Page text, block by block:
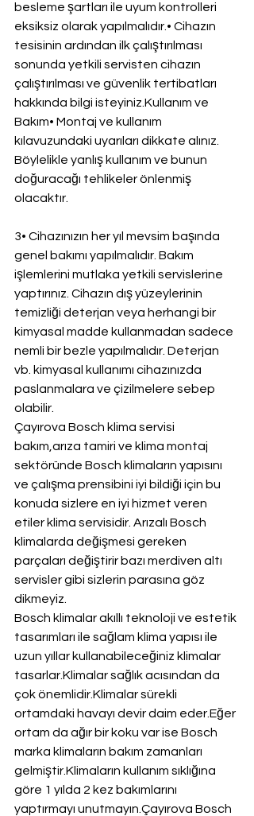
besleme şartları ile uyum kontrolleri
eksiksiz olarak yapılmalıdır.• Cihazın
tesisinin ardından ilk çalıştırılması
sonunda yetkili servisten cihazın
çalıştırılması ve güvenlik tertibatları
hakkında bilgi isteyiniz.Kullanım ve
Bakım• Montaj ve kullanım
kılavuzundaki uyarıları dikkate alınız.
Böylelikle yanlış kullanım ve bunun
doğuracağı tehlikeler önlenmiş
olacaktır.
3• Cihazınızın her yıl mevsim başında
genel bakımı yapılmalıdır. Bakım
işlemlerini mutlaka yetkili servislerine
yaptırınız. Cihazın dış yüzeylerinin
temizliği deterjan veya herhangi bir
kimyasal madde kullanmadan sadece
nemli bir bezle yapılmalıdır. Deterjan
vb. kimyasal kullanımı cihazınızda
paslanmalara ve çizilmelere sebep
olabilir.
Çayırova Bosch klima servisi
bakım,arıza tamiri ve klima montaj
sektöründe Bosch klimaların yapısını
ve çalışma prensibini iyi bildiği için bu
konuda sizlere en iyi hizmet veren
etiler klima servisidir. Arızalı Bosch
klimalarda değişmesi gereken
parçaları değiştirir bazı merdiven altı
servisler gibi sizlerin parasına göz
dikmeyiz.
Bosch klimalar akıllı teknoloji ve estetik
tasarımları ile sağlam klima yapısı ile
uzun yıllar kullanabileceğiniz klimalar
tasarlar.Klimalar sağlık acısından da
çok önemlidir.Klimalar sürekli
ortamdaki havayı devir daim eder.Eğer
ortam da ağır bir koku var ise Bosch
marka klimaların bakım zamanları
gelmiştir.Klimaların kullanım sıklığına
göre 1 yılda 2 kez bakımlarını
yaptırmayı unutmayın.Çayırova Bosch